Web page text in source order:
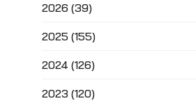
2026 (39)
2025 (155)
2024 (126)
2023 (120)